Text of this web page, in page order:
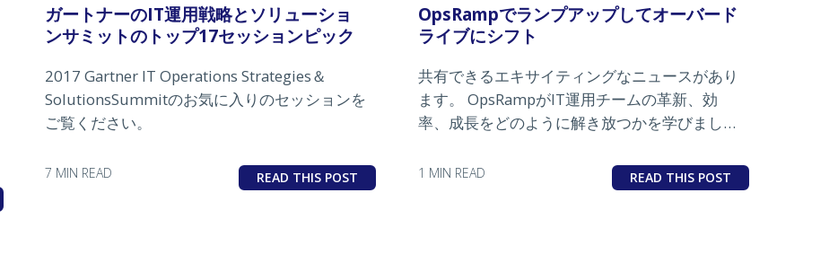
ガートナーのIT運用戦略とソリューショ
ンサミットのトップ17セッションピック
2017 Gartner IT Operations Strategies＆
SolutionsSummitのお気に入りのセッションを
ご覧ください。
7 MIN READ READ THIS POST
OpsRampでランプアップしてオーバード
ライブにシフト
共有できるエキサイティングなニュースがあり
ます。 OpsRampがIT運用チームの革新、効
率、成長をどのように解き放つかを学びましょ
1 MIN READ READ THIS POST